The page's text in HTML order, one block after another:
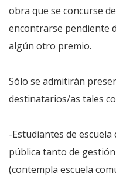
obra que se concurse
encontrarse pendiente
algún otro premio.
Sólo se admitirán
destinatarios/as tales
-Estudiantes de
pública tanto de
(contempla escuela